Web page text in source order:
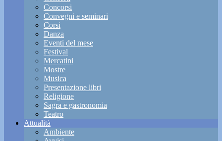
Concorsi
Convegni e seminari
Corsi
Danza
Eventi del mese
Festival
Mercatini
Mostre
Musica
Presentazione libri
Religione
Sagra e gastronomia
Teatro
Attualità
Ambiente